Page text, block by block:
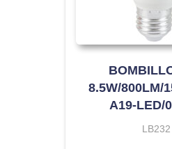
8.5W/800LM/
A19-LED/
LB232